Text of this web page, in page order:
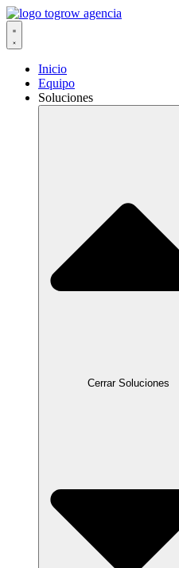
Ir
al
contenido
Inicio
Equipo
Soluciones
Cerrar Soluciones